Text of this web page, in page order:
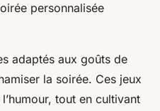
personnalisée
adaptés aux goûts de
la soirée. Ces jeux
tout en cultivant